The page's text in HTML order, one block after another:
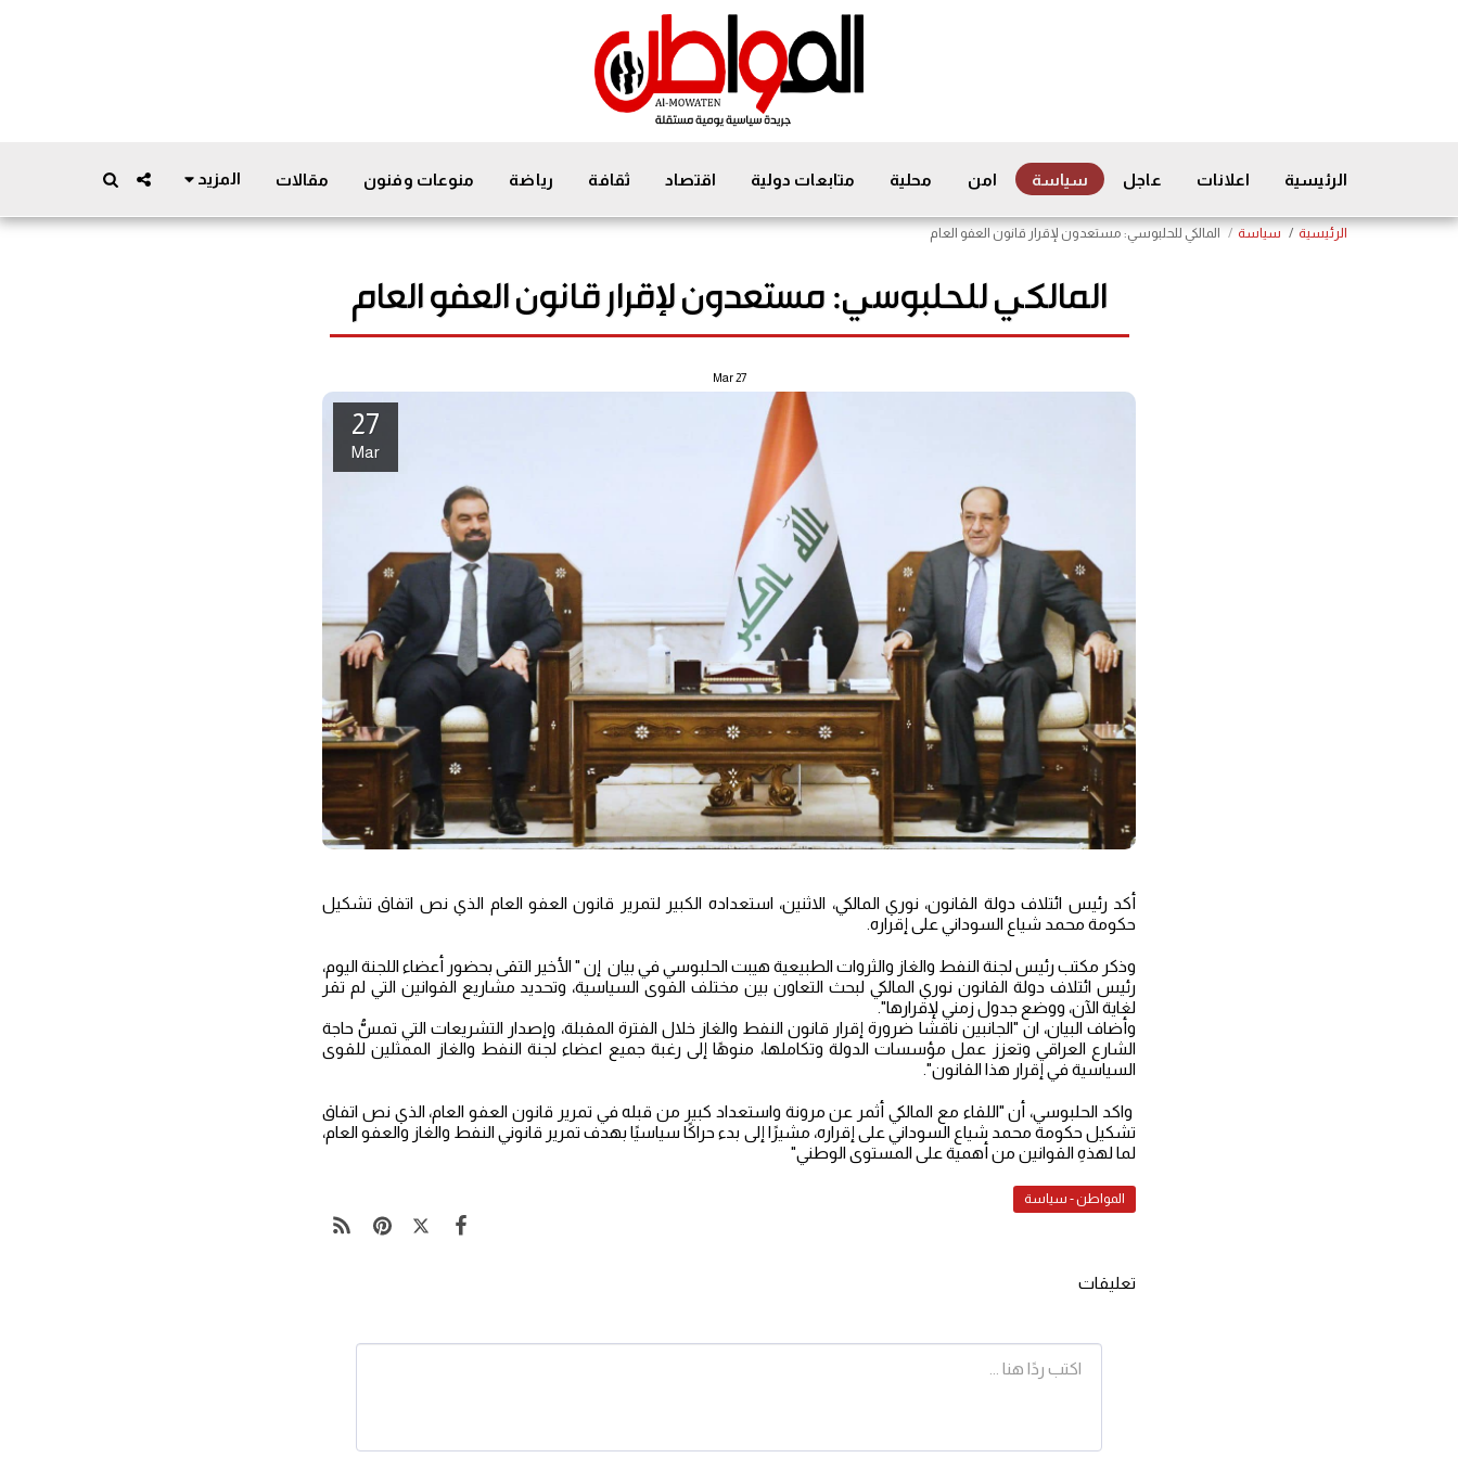
الرئيسية اعلانات عاجل سياسة امن محلية متابعات دولية اقتصاد ثقافة رياضة منوعات وفنون مقالات المزيد
الرئيسية سياسة المالكي للحلبوسي: مستعدون لإقرار قانون العفو العام
المالكي للحلبوسي: مستعدون لإقرار قانون العفو العام
27
Mar
27
Mar
أكد رئيس ائتلاف دولة القانون، نوري المالكي، الاثنين، استعداده الكبير لتمرير قانون العفو العام الذي نص اتفاق تشكيل
حكومة محمد شياع السوداني على إقراره.
وذكر مكتب رئيس لجنة النفط والغاز والثروات الطبيعية هيبت الحلبوسي في بيان إن " الأخير التقى بحضور أعضاء اللجنة اليوم،
رئيس ائتلاف دولة القانون نوري المالكي لبحث التعاون بين مختلف القوى السياسية، وتحديد مشاريع القوانين التي لم تقر
لغاية الآن، ووضع جدول زمني لإقرارها".
وأضاف البيان، ان "الجانبين ناقشا ضرورة إقرار قانون النفط والغاز خلال الفترة المقبلة، وإصدار التشريعات التي تمسُّ حاجة
الشارع العراقي وتعزز عمل مؤسسات الدولة وتكاملها، منوهًا إلى رغبة جميع اعضاء لجنة النفط والغاز الممثلين للقوى
السياسية في إقرار هذا القانون".
واكد الحلبوسي، أن "اللقاء مع المالكي أثمر عن مرونة واستعداد كبير من قبله في تمرير قانون العفو العام، الذي نص اتفاق
تشكيل حكومة محمد شياع السوداني على إقراره، مشيرًا إلى بدء حراكًا سياسيًا بهدف تمرير قانوني النفط والغاز والعفو العام،
لما لهذهِ القوانين من أهمية على المستوى الوطني"
المواطن - سياسة
تعليقات